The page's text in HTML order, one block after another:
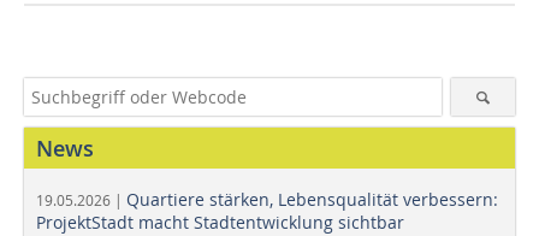
News
19.05.2026 | Quartiere stärken, Lebensqualität verbessern:
ProjektStadt macht Stadtentwicklung sichtbar